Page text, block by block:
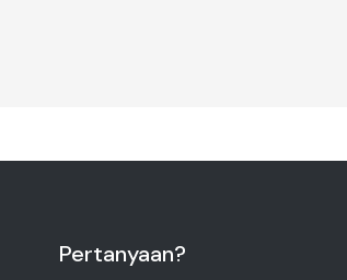
Pertanyaan?